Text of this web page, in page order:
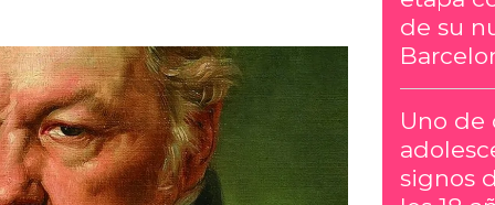
de su
Uno de
signos